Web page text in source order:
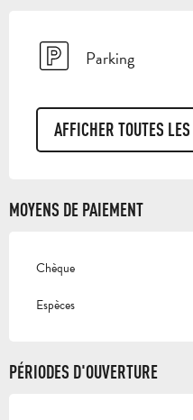
Parking
AFFICHER TOUTES
MOYENS DE PAIEMENT
Chèque
Espèces
PÉRIODES D'OUVERTURE